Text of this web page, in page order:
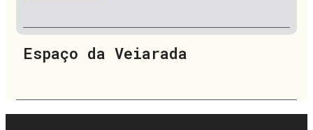
Espaço da Veiarada